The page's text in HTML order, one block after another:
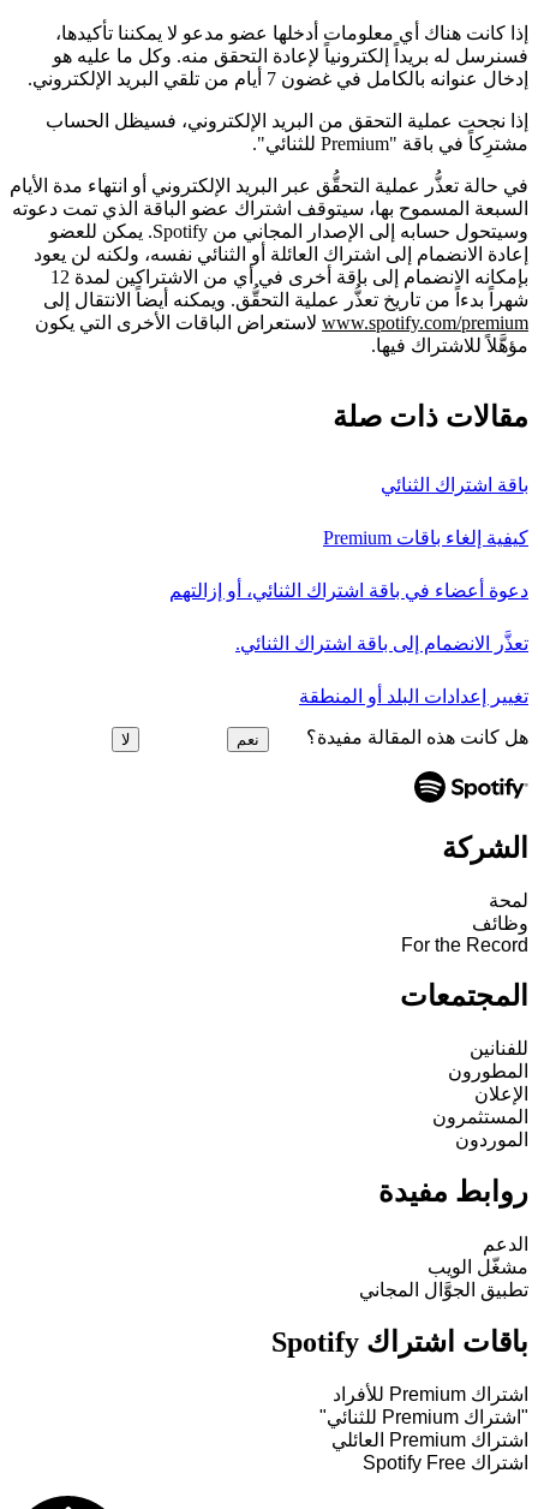
إذا كانت هناك أي معلومات أدخلها عضو مدعو لا يمكننا تأكيدها،
فسنرسل له بريداً إلكترونياً لإعادة التحقق منه. وكل ما عليه هو
إدخال عنوانه بالكامل في غضون 7 أيام من تلقي البريد الإلكتروني.
إذا نجحت عملية التحقق من البريد الإلكتروني، فسيظل الحساب
مشترِكاً في باقة "Premium للثنائي".
في حالة تعذُّر عملية التحقُّق عبر البريد الإلكتروني أو انتهاء مدة الأيام
السبعة المسموح بها، سيتوقف اشتراك عضو الباقة الذي تمت دعوته
وسيتحول حسابه إلى الإصدار المجاني من Spotify. يمكن للعضو
إعادة الانضمام إلى اشتراك العائلة أو الثنائي نفسه، ولكنه لن يعود
بإمكانه الانضمام إلى باقة أخرى في أي من الاشتراكين لمدة 12
شهراً بدءاً من تاريخ تعذُّر عملية التحقُّق. ويمكنه أيضاً الانتقال إلى
www.spotify.com/premium لاستعراض الباقات الأخرى التي يكون
مؤهَّلاً للاشتراك فيها.
مقالات ذات صلة
باقة اشتراك الثنائي
كيفية إلغاء باقات Premium
دعوة أعضاء في باقة اشتراك الثنائي، أو إزالتهم
تعذَّر الانضمام إلى باقة اشتراك الثنائي.
تغيير إعدادات البلد أو المنطقة
هل كانت هذه المقالة مفيدة؟ نعم لا
الشركة
لمحة
وظائف
For the Record
المجتمعات
للفنانين
المطورون
الإعلان
المستثمرون
الموردون
روابط مفيدة
الدعم
مشغّل الويب
تطبيق الجوَّال المجاني
باقات اشتراك Spotify
اشتراك Premium للأفراد
"اشتراك Premium للثنائي"
اشتراك Premium العائلي
اشتراك Spotify Free